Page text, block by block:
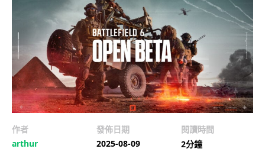
作者
arthur
發佈日期
2025-08-09
閱讀時間
2分鐘